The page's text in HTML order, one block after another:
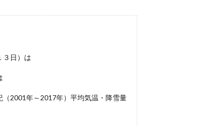
３日）は
（2001年～2017年）平均気温・降雪量